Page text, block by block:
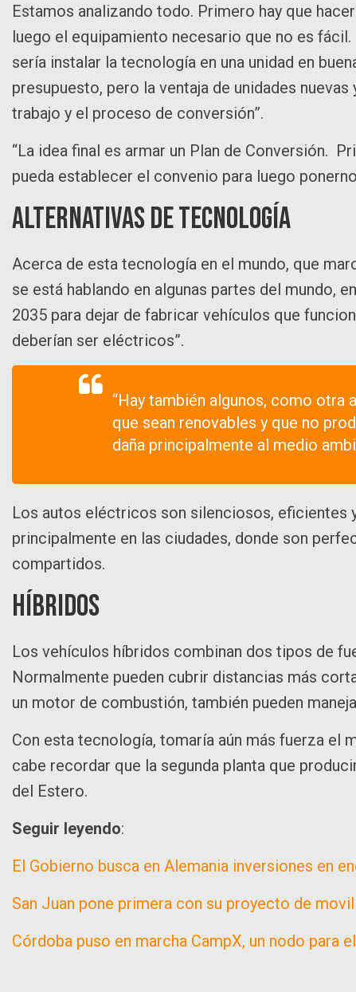
Estamos analizando todo. Primero hay que
luego el equipamiento necesario que no es
sería instalar la tecnología en una unidad en
presupuesto, pero la ventaja de unidades
trabajo y el proceso de conversión”.
“La idea final es armar un Plan de Conversión.
pueda establecer el convenio para luego
Alternativas de tecnología
Acerca de esta tecnología en el mundo, que
se está hablando en algunas partes del mundo,
2035 para dejar de fabricar vehículos que
deberían ser eléctricos”.
“Hay también algunos, como otra
que sean renovables y que no
daña principalmente al medio
Los autos eléctricos son silenciosos, eficientes
principalmente en las ciudades, donde son
compartidos.
Híbridos
Los vehículos híbridos combinan dos tipos de
Normalmente pueden cubrir distancias más
un motor de combustión, también pueden
Con esta tecnología, tomaría aún más fuerza el
cabe recordar que la segunda planta que
del Estero.
Seguir leyendo:
El Gobierno busca en Alemania inversiones en
San Juan pone primera con su proyecto de
Córdoba puso en marcha CampX, un nodo para